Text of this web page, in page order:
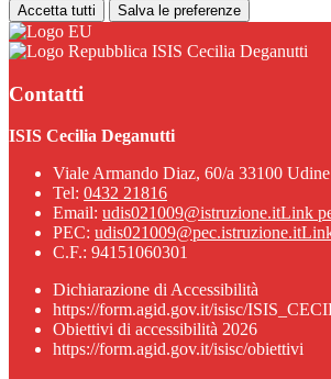
Accetta tutti Salva le preferenze
ISIS Cecilia Deganutti
Contatti
ISIS Cecilia Deganutti
Viale Armando Diaz, 60/a 33100 Udine
Tel: 0432 21816
Email: udis021009@istruzione.itLink
PEC: udis021009@pec.istruzione.it
C.F.: 94151060301
Dichiarazione di Accessibilità
https://form.agid.gov.it/isisc/
Obiettivi di accessibilità 2026
https://form.agid.gov.it/isisc/obiettivi